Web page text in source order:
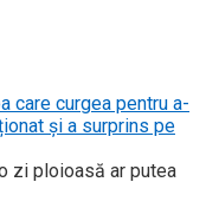
care curgea pentru a-
și a surprins pe
zi ploioasă ar putea